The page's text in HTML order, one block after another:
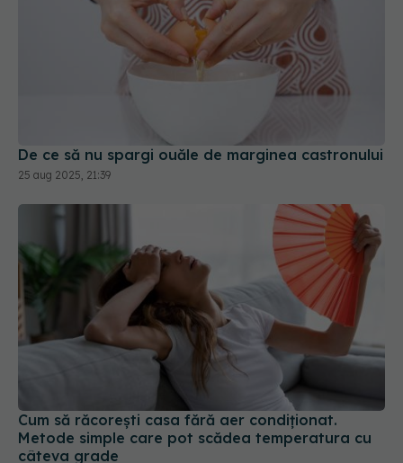
De ce să nu spargi ouăle de marginea castronului
25 aug 2025, 21:39
Cum să răcorești casa fără aer condiționat.
Metode simple care pot scădea temperatura cu
câteva grade